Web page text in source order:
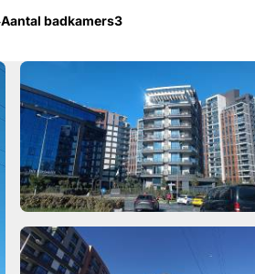
Aantal badkamers3